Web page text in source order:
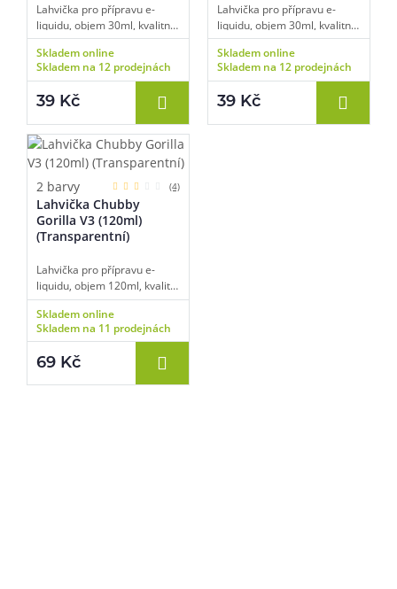
Lahvička pro přípravu e-
liquidu, objem 30ml, kvalitní
zpracování, širší hrdlo,
dětská pojistka uzávěru,
úzké kapátko pro snadné
ks.
Skladem online
Skladem na 12 prodejnách
39 Kč
Lahvička pro přípravu e-
liquidu, objem 30ml, kvalitní
zpracování, širší hrdlo,
dětská pojistka uzávěru,
úzké kapátko pro snadné
balení 1 ks.
Skladem online
Skladem na 12 prodejnách
39 Kč
2 barvy (4)
Lahvička Chubby
Gorilla V3 (120ml)
(Transparentní)
Lahvička pro přípravu e-
liquidu, objem 120ml, kvalitní
zpracování, širší hrdlo,
dětská pojistka uzávěru,
úzké kapátko pro snadné
balení 1 ks.
Skladem online
Skladem na 11 prodejnách
69 Kč